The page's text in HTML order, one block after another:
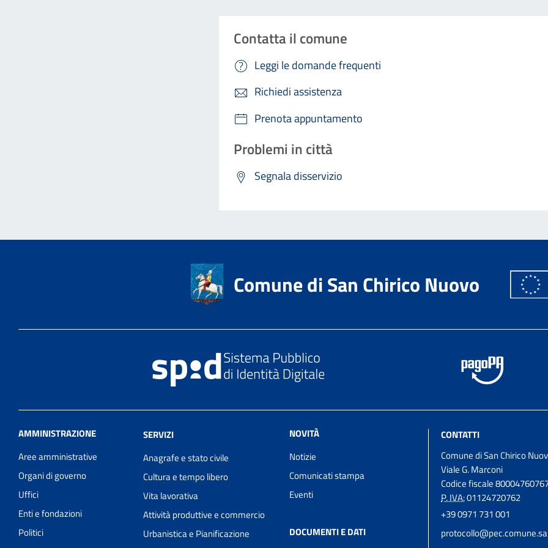
Contatta il comune
Leggi le domande frequenti
Richiedi assistenza
Prenota appuntamento
Problemi in città
Segnala disservizio
Comune di San Chirico Nuovo
AMMINISTRAZIONE
Aree amministrative
Organi di governo
Uffici
Enti e fondazioni
Politici
SERVIZI
Anagrafe e stato civile
Cultura e tempo libero
Vita lavorativa
Attività produttive e commercio
Urbanistica e Pianificazione
NOVITÀ
Notizie
Comunicati stampa
Eventi
DOCUMENTI E DATI
CONTATTI
Comune di San Chirico
Viale G. Marconi
Codice fiscale
P. IVA:01124720762
+39 0971 731 001